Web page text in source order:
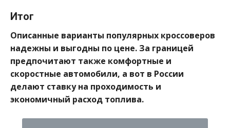
Итог
Описанные варианты популярных кроссоверов
надежны и выгодны по цене. За границей
предпочитают также комфортные и
скоростные автомобили, а вот в России
делают ставку на проходимость и
экономичный расход топлива.